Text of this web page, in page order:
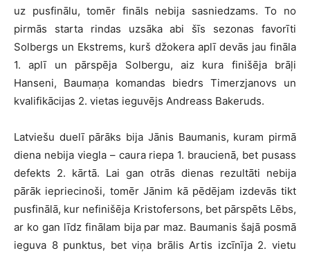
uz pusfinālu, tomēr fināls nebija sasniedzams. To no
pirmās starta rindas uzsāka abi šīs sezonas favorīti
Solbergs un Ekstrems, kurš džokera aplī devās jau fināla
1. aplī un pārspēja Solbergu, aiz kura finišēja brāļi
Hanseni, Baumaņa komandas biedrs Timerzjanovs un
kvalifikācijas 2. vietas ieguvējs Andreass Bakeruds.
Latviešu duelī pārāks bija Jānis Baumanis, kuram pirmā
diena nebija viegla – caura riepa 1. braucienā, bet pusass
defekts 2. kārtā. Lai gan otrās dienas rezultāti nebija
pārāk iepriecinoši, tomēr Jānim kā pēdējam izdevās tikt
pusfinālā, kur nefinišēja Kristofersons, bet pārspēts Lēbs,
ar ko gan līdz finālam bija par maz. Baumanis šajā posmā
ieguva 8 punktus, bet viņa brālis Artis izcīnīja 2. vietu